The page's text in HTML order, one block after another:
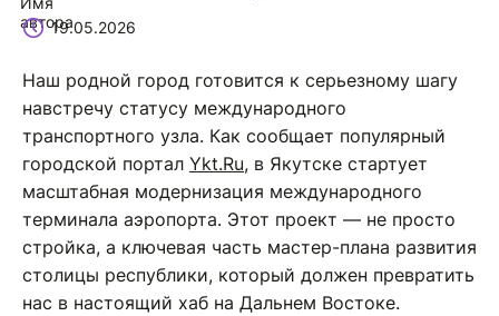
19.05.2026
Наш родной город готовится к серьезному шагу
навстречу статусу международного
транспортного узла. Как сообщает популярный
городской портал Ykt.Ru, в Якутске стартует
масштабная модернизация международного
терминала аэропорта. Этот проект — не просто
стройка, а ключевая часть мастер-плана развития
столицы республики, который должен превратить
нас в настоящий хаб на Дальнем Востоке.